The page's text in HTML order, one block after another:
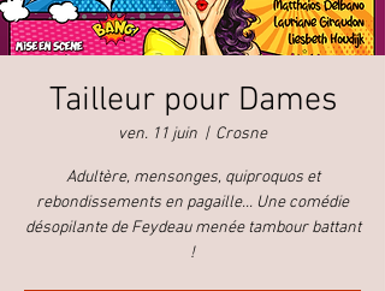
Tailleur pour Dames
ven. 11 juin
  |
Crosne
Adultère, mensonges, quiproquos et
rebondissements en pagaille... Une comédie
désopilante de Feydeau menée tambour battant
!